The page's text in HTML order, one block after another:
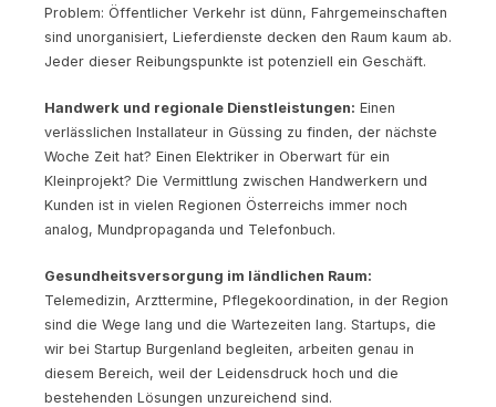
Problem: Öffentlicher Verkehr ist dünn, Fahrgemeinschaften
sind unorganisiert, Lieferdienste decken den Raum kaum ab.
Jeder dieser Reibungspunkte ist potenziell ein Geschäft.
Handwerk und regionale Dienstleistungen: Einen
verlässlichen Installateur in Güssing zu finden, der nächste
Woche Zeit hat? Einen Elektriker in Oberwart für ein
Kleinprojekt? Die Vermittlung zwischen Handwerkern und
Kunden ist in vielen Regionen Österreichs immer noch
analog, Mundpropaganda und Telefonbuch.
Gesundheitsversorgung im ländlichen Raum:
Telemedizin, Arzttermine, Pflegekoordination, in der Region
sind die Wege lang und die Wartezeiten lang. Startups, die
wir bei Startup Burgenland begleiten, arbeiten genau in
diesem Bereich, weil der Leidensdruck hoch und die
bestehenden Lösungen unzureichend sind.